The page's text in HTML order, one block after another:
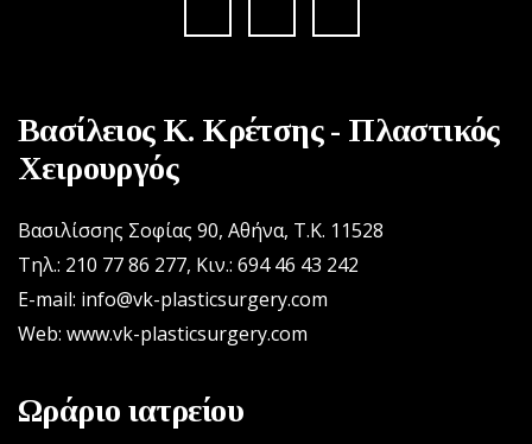
Βασίλειος Κ. Κρέτσης - Πλαστικός
Χειρουργός
Βασιλίσσης Σοφίας 90, Αθήνα, Τ.Κ. 11528
Τηλ.: 210 77 86 277, Κιν.: 694 46 43 242
E-mail: info@vk-plasticsurgery.com
Web: www.vk-plasticsurgery.com
Ωράριο ιατρείου